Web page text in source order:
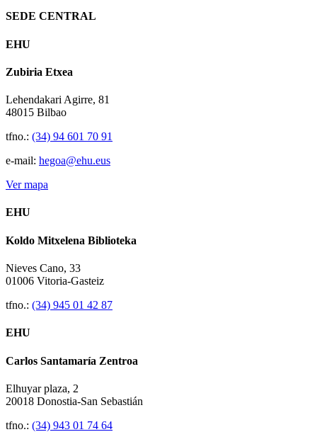
SEDE CENTRAL
EHU
Zubiria Etxea
Lehendakari Agirre, 81
48015 Bilbao
tfno.: (34) 94 601 70 91
e-mail: hegoa@ehu.eus
Ver mapa
EHU
Koldo Mitxelena Biblioteka
Nieves Cano, 33
01006 Vitoria-Gasteiz
tfno.: (34) 945 01 42 87
EHU
Carlos Santamaría Zentroa
Elhuyar plaza, 2
20018 Donostia-San Sebastián
tfno.: (34) 943 01 74 64